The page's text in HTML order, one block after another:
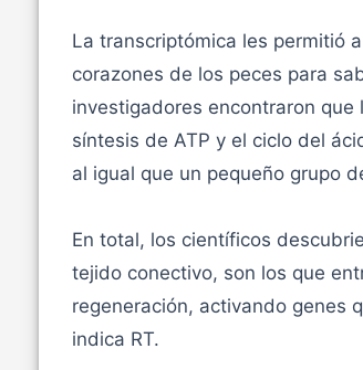
La transcriptómica les permitió
corazones de los peces para
investigadores encontraron
síntesis de ATP y el ciclo del
al igual que un pequeño grupo
En total, los científicos
tejido conectivo, son los que
regeneración, activando genes
indica RT.